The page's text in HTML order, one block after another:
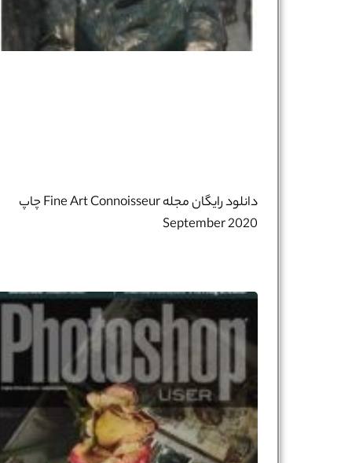
دانلود رایگان مجله Fine Art Connoisseur چاپ
September 2020